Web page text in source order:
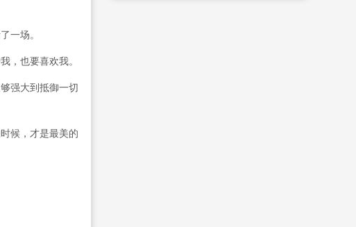
一场。
，也要喜欢我。
强大到抵御一切
候，才是最美的